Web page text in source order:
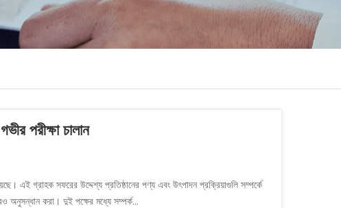
পরীক্ষা চালান
এই গ্রাহক সফরের উদ্দেশ্য প্রতিষ্ঠানের পণ্য এবং উৎপাদন প্রক্রিয়াগুলি সম্পর্কে
অনুসন্ধান করা। দুই পক্ষের মধ্যে সম্পর্ক...